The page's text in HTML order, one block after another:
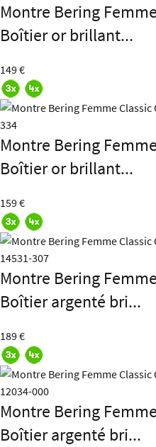
Montre Bering
Boîtier or brillant...
149 €
Montre Bering
Boîtier or brillant...
159 €
Montre Bering
Boîtier argenté bri...
189 €
Montre Bering
Boîtier argenté bri...